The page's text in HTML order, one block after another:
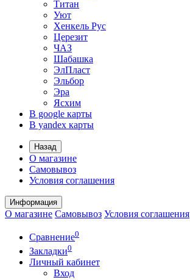
Титан
Уют
Хенкель Рус
Церезит
ЧАЗ
Шабашка
ЭлПласт
Эльбор
Эра
Ясхим
В google карты
В yandex карты
Назад
О магазине
Самовывоз
Условия соглашения
Информация
О магазине Самовывоз Условия соглашения
Сравнение0
Закладки0
Личный кабинет
Вход